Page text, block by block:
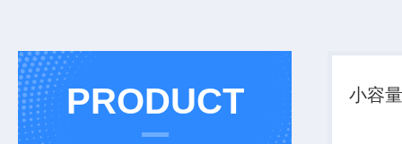
PRODUCT 小容